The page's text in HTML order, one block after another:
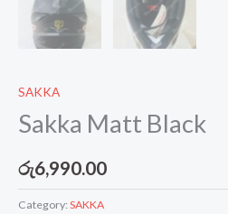
SAKKA
Sakka Matt Black
රු6,990.00
Category: SAKKA